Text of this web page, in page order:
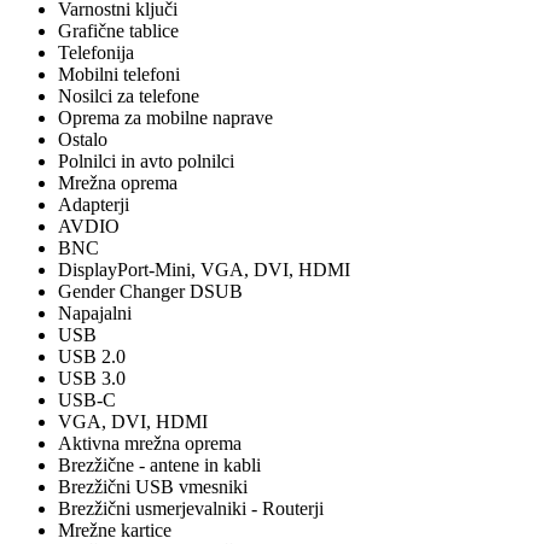
Varnostni ključi
Grafične tablice
Telefonija
Mobilni telefoni
Nosilci za telefone
Oprema za mobilne naprave
Ostalo
Polnilci in avto polnilci
Mrežna oprema
Adapterji
AVDIO
BNC
DisplayPort-Mini, VGA, DVI, HDMI
Gender Changer DSUB
Napajalni
USB
USB 2.0
USB 3.0
USB-C
VGA, DVI, HDMI
Aktivna mrežna oprema
Brezžične - antene in kabli
Brezžični USB vmesniki
Brezžični usmerjevalniki - Routerji
Mrežne kartice